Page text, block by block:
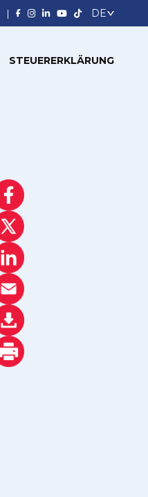
STEUERERKLÄRUNG